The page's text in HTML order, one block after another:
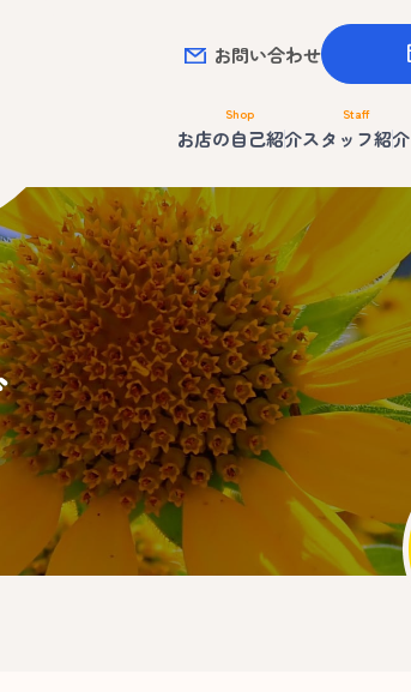
お問い合わせ
Shop
お店の自己紹介
Staff
スタッフ紹介